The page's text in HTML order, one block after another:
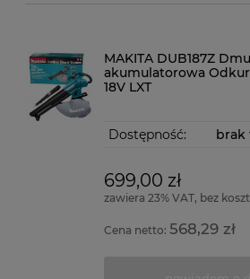
MAKITA DUB187Z
akumulatorowa
18V LXT
Dostępność: brak
699,00 zł
zawiera 23% VAT, bez
Cena netto:568,29 zł